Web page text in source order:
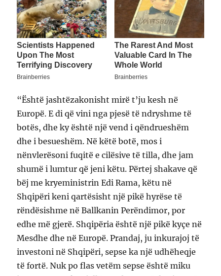
“Është jashtëzakonisht mirë t’ju kesh në
Europë. E di që vini nga pjesë të ndryshme të
botës, dhe ky është një vend i qëndrueshëm
dhe i besueshëm. Në këtë botë, mos i
nënvlerësoni fuqitë e cilësive të tilla, dhe jam
shumë i lumtur që jeni këtu. Përtej shakave që
bëj me kryeministrin Edi Rama, këtu në
Shqipëri keni qartësisht një pikë hyrëse të
rëndësishme në Ballkanin Perëndimor, por
edhe më gjerë. Shqipëria është një pikë kyçe në
Mesdhe dhe në Europë. Prandaj, ju inkurajoj të
investoni në Shqipëri, sepse ka një udhëheqje
të fortë. Nuk po flas vetëm sepse është miku